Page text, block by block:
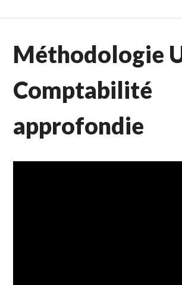
au
principal
Méthodologie
Comptabilité
approfondie